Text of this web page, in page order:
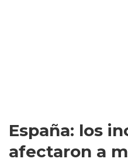
España: los
afectaron a